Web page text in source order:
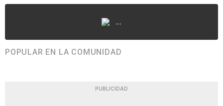
...
POPULAR EN LA COMUNIDAD
PUBLICIDAD